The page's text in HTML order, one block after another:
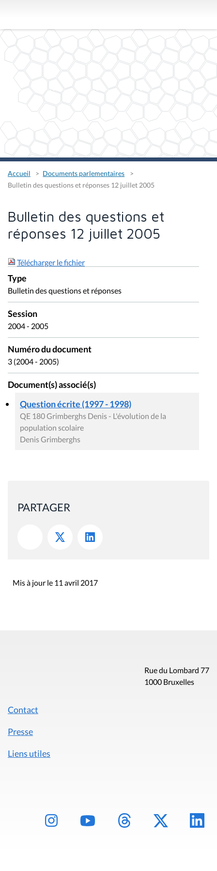
Accueil
Documents parlementaires
Bulletin des questions et réponses 12 juillet 2005
Bulletin des questions et
réponses 12 juillet 2005
Télécharger le fichier
Type
Bulletin des questions et réponses
Session
2004 - 2005
Numéro du document
3 (2004 - 2005)
Document(s) associé(s)
Question écrite (1997 - 1998)
QE 180 Grimberghs Denis - L'évolution de la
population scolaire
Denis Grimberghs
PARTAGER
Mis à jour le 11 avril 2017
Rue du Lombard 77
1000 Bruxelles
Contact
Presse
Liens utiles